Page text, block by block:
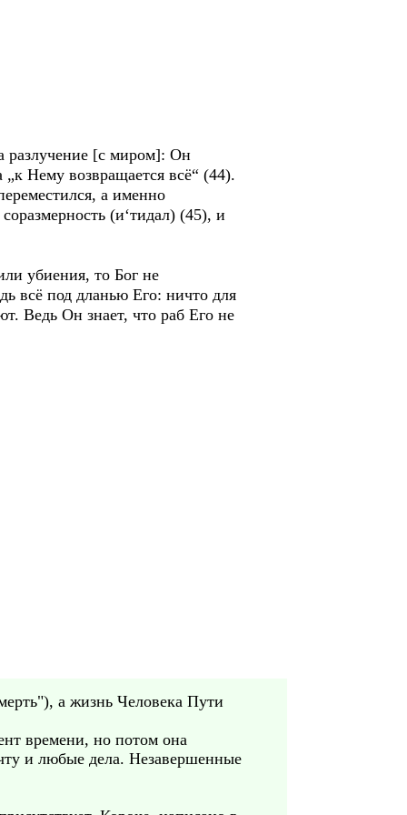
разлучение [с миром]: Он
Нему возвращается всё“ (44).
а именно
(и‘тидал) (45), и
убиения, то Бог не
всё под дланью Его: ничто для
Ведь Он знает, что раб Его не
а жизнь Человека Пути
времени, но потом она
и любые дела. Незавершенные